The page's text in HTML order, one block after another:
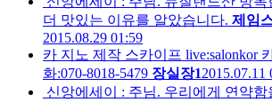
더 맛있는 이유를 알았습니다. 제임
2015.08.29 01:59
카 지노 제작 스카이프 live:salonkor
화:070-8018-5479 장실장12015.07.11
신앙에세이 : 주님. 우리에게 연약